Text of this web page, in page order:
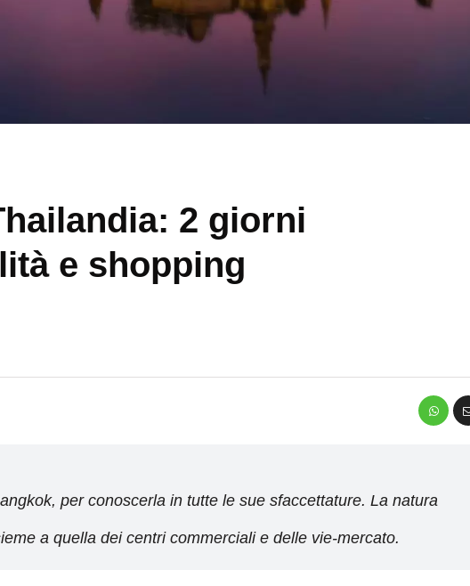
2 giorni
e shopping
per conoscerla in tutte le sue sfaccettature. La natura
a quella dei centri commerciali e delle vie-mercato.